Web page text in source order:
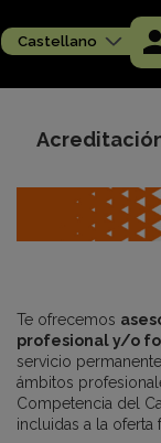
al
contenido
Castellano
de
Te ofrecemos
profesional y/o
servicio
ámbitos
Competencia del
incluidas a la oferta